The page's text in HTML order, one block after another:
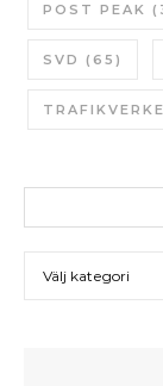
POST PEAK
SVD (65)